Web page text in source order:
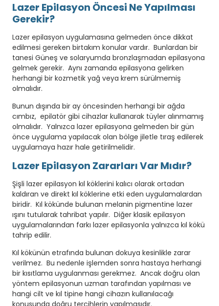
Lazer Epilasyon Öncesi Ne Yapılması
Gerekir?
Lazer epilasyon uygulamasına gelmeden önce dikkat
edilmesi gereken birtakım konular vardır. Bunlardan bir
tanesi Güneş ve solaryumda bronzlaşmadan epilasyona
gelmek gerekir. Aynı zamanda epilasyona gelirken
herhangi bir kozmetik yağ veya krem sürülmemiş
olmalıdır.
Bunun dışında bir ay öncesinden herhangi bir ağda
cımbız, epilatör gibi cihazlar kullanarak tüyler alınmamış
olmalıdır. Yalnızca lazer epilasyona gelmeden bir gün
önce uygulama yapılacak olan bölge jiletle tıraş edilerek
uygulamaya hazır hale getirilmelidir.
Lazer Epilasyon Zararları Var Mıdır?
Şişli lazer epilasyon kıl köklerini kalıcı olarak ortadan
kaldıran ve direkt kıl köklerine etki eden uygulamalardan
biridir. Kıl kökünde bulunan melanin pigmentine lazer
ışını tutularak tahribat yapılır. Diğer klasik epilasyon
uygulamalarından farkı lazer epilasyonla yalnızca kıl kökü
tahrip edilir.
Kıl kökünün etrafında bulunan dokuya kesinlikle zarar
verilmez. Bu nedenle işlemden sonra hastaya herhangi
bir kısıtlama uygulanması gerekmez. Ancak doğru olan
yöntem epilasyonun uzman tarafından yapılması ve
hangi cilt ve kıl tipine hangi cihazın kullanılacağı
konusunda doğru tercihlerin yapılmasıdır.